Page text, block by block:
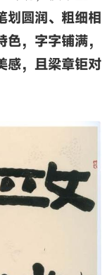
划圆润、粗细相
，字字铺满，
感，且梁章钜对